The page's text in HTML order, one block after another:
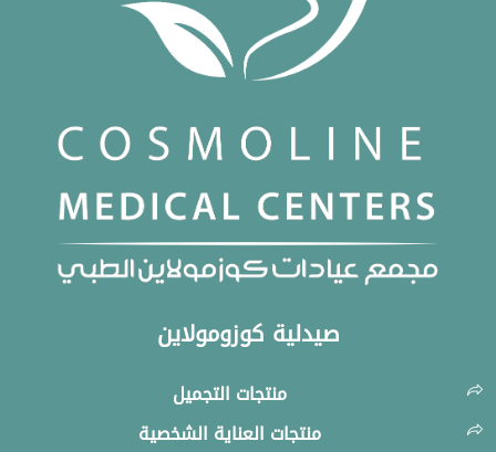
صيدلية كوزومولاين
منتجات التجميل
منتجات العناية الشخصية